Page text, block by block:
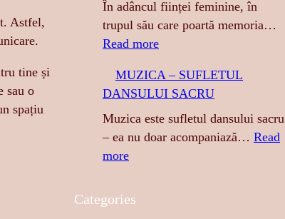
Astfel,
tine și
sau o
spațiu
R
E
S
:
S
E
N
În adâncul ființei feminine, în
trupul său care poartă memoria…
Read more:
T
I
N
G
MUZICA – SUFLETUL
DANSULUI SACRU
Muzica este sufletul dansului sacru
– ea nu doar acompaniază… Read
more:
Categories